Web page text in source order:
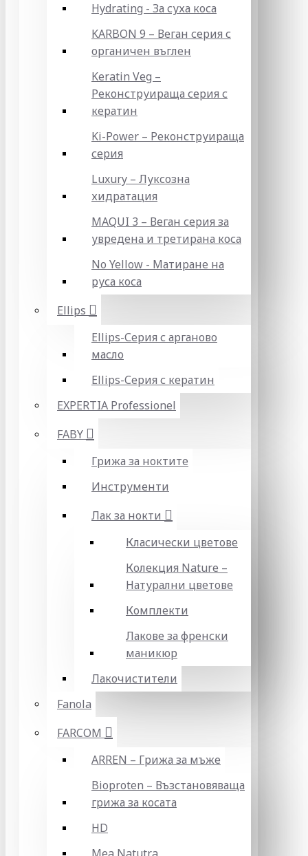
Hydrating - За суха коса
KARBON 9 – Веган серия с
органичен въглен
Keratin Veg –
Реконструираща серия с
кератин
Ki-Power – Реконструираща
серия
Luxury – Луксозна
хидратация
MAQUI 3 – Веган серия за
увредена и третирана коса
No Yellow - Матиране на
руса коса
Ellips
Ellips-Серия с арганово
масло
Ellips-Серия с кератин
EXPERTIA Professionel
FABY
Грижа за ноктите
Инструменти
Лак за нокти
Класически цветове
Колекция Nature –
Натурални цветове
Комплекти
Лакове за френски
маникюр
Лакочистители
Fanola
FARCOM
ARREN – Грижа за мъже
Bioproten – Възстановяваща
грижа за косата
HD